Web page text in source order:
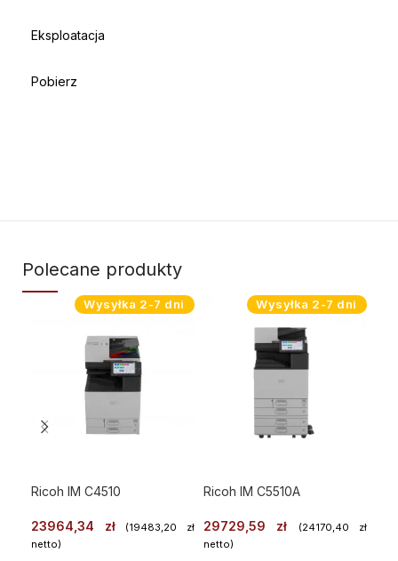
Eksploatacja
Pobierz
Polecane produkty
Wysyłka 2-7 dni
Ricoh IM C4510
23964,34 zł (19483,20 zł
netto)
Wysyłka 2-7 dni
Ricoh IM C5510A
29729,59 zł (24170,40 zł
netto)